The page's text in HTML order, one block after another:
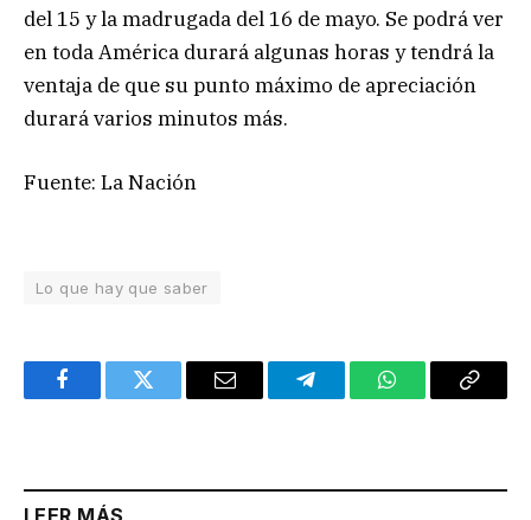
del 15 y la madrugada del 16 de mayo. Se podrá ver
en toda América durará algunas horas y tendrá la
ventaja de que su punto máximo de apreciación
durará varios minutos más.
Fuente: La Nación
Lo que hay que saber
FacebookTwitter Email TelegramWhatsAppCopy
LEER MÁS